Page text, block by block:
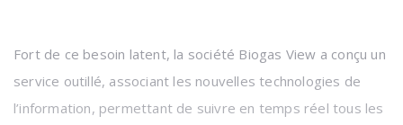
Fort de ce besoin latent, la société Biogas View a conçu un
service outillé, associant les nouvelles technologies de
l’information, permettant de suivre en temps réel tous les